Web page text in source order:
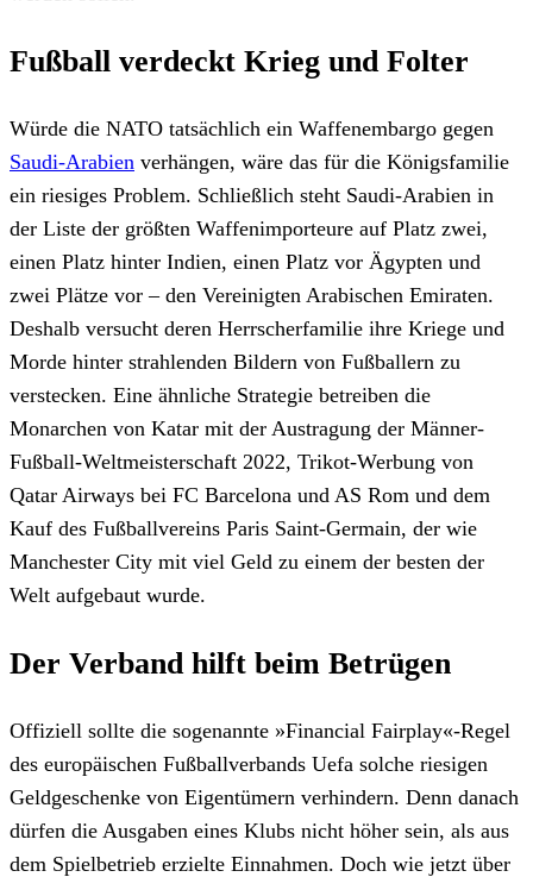
Fußball verdeckt Krieg und Folter
Würde die NATO tatsächlich ein Waffenembargo gegen
Saudi-Arabien verhängen, wäre das für die Königsfamilie
ein riesiges Problem. Schließlich steht Saudi-Arabien in
der Liste der größten Waffenimporteure auf Platz zwei,
einen Platz hinter Indien, einen Platz vor Ägypten und
zwei Plätze vor – den Vereinigten Arabischen Emiraten.
Deshalb versucht deren Herrscherfamilie ihre Kriege und
Morde hinter strahlenden Bildern von Fußballern zu
verstecken. Eine ähnliche Strategie betreiben die
Monarchen von Katar mit der Austragung der Männer-
Fußball-Weltmeisterschaft 2022, Trikot-Werbung von
Qatar Airways bei FC Barcelona und AS Rom und dem
Kauf des Fußballvereins Paris Saint-Germain, der wie
Manchester City mit viel Geld zu einem der besten der
Welt aufgebaut wurde.
Der Verband hilft beim Betrügen
Offiziell sollte die sogenannte »Financial Fairplay«-Regel
des europäischen Fußballverbands Uefa solche riesigen
Geldgeschenke von Eigentümern verhindern. Denn danach
dürfen die Ausgaben eines Klubs nicht höher sein, als aus
dem Spielbetrieb erzielte Einnahmen. Doch wie jetzt über